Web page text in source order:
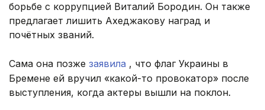
борьбе с коррупцией Виталий Бородин. Он также
предлагает лишить Ахеджакову наград и
почётных званий.
Сама она позже заявила , что флаг Украины в
Бремене ей вручил «какой-то провокатор» после
выступления, когда актеры вышли на поклон.